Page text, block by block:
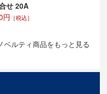
せ 20A
円 ［税込］
ベルティ商品をもっと見る